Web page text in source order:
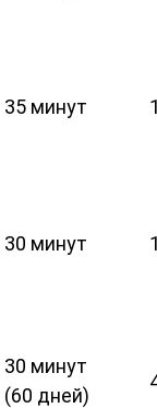
35 минут
30 минут
30 минут
(60 дней)